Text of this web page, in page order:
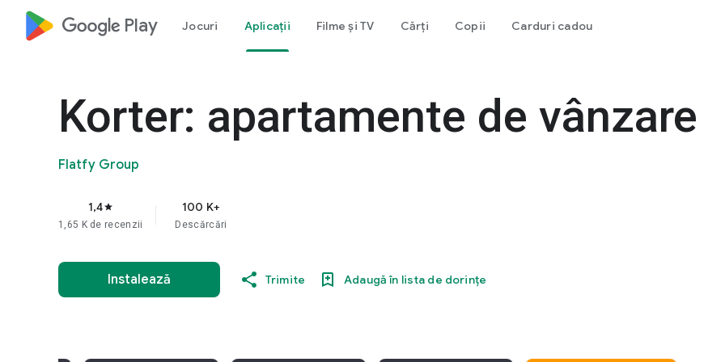
google_logo Play Jocuri Aplicații Filme și TV Cărți Copii Carduri cadou
Korter: apartamente de vânzare
Flatfy Group
1,4star
1,65 K de recenzii
100 K+
Descărcări
Instalează Trimite Adaugă în lista de dorințe